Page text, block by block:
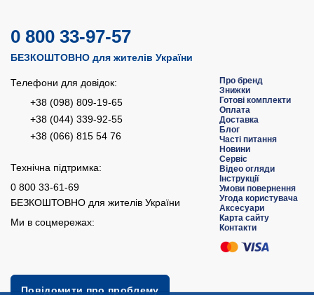
0 800 33-97-57
БЕЗКОШТОВНО для жителів України
Телефони для довідок:
+38 (098) 809-19-65
+38 (044) 339-92-55
+38 (066) 815 54 76
Технічна підтримка:
0 800 33-61-69
БЕЗКОШТОВНО для жителів України
Ми в соцмережах:
Повідомити про проблему
Про бренд
Знижки
Готові комплекти
Оплата
Доставка
Блог
Часті питання
Новини
Сервіс
Відео огляди
Інструкції
Умови повернення
Угода користувача
Аксесуари
Карта сайту
Контакти